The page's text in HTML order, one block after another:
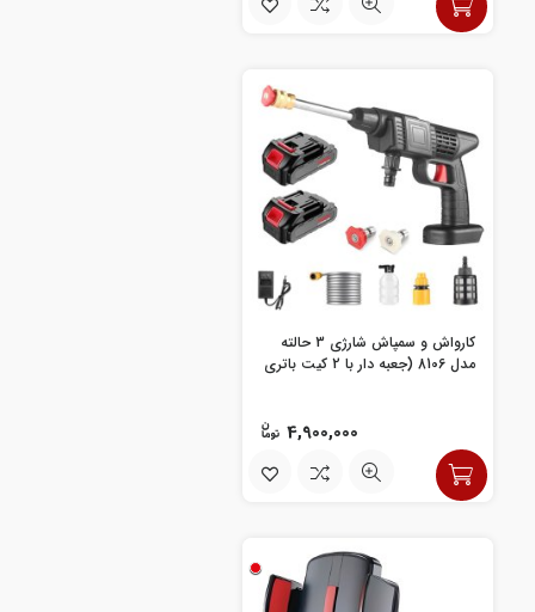
کارواش و سمپاش شارژی 3 حالته
مدل 8106 (جعبه دار با 2 کیت باتری
4,900,000